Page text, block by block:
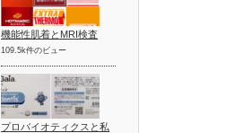
機能性肌着とMRI検査
109.5k件のビュー
プロバイオティクスと私